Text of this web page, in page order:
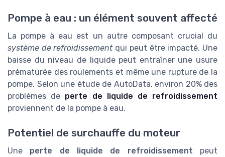
Pompe à eau : un élément souvent affecté
La pompe à eau est un autre composant crucial du
système de refroidissementqui peut être impacté. Une
baisse du niveau de liquide peut entraîner une usure
prématurée des roulements et même une rupture de la
pompe. Selon une étude de AutoData, environ 20% des
problèmes de perte de liquide de refroidissement
proviennent de la pompe à eau.
Potentiel de surchauffe du moteur
Une perte de liquide de refroidissement peut